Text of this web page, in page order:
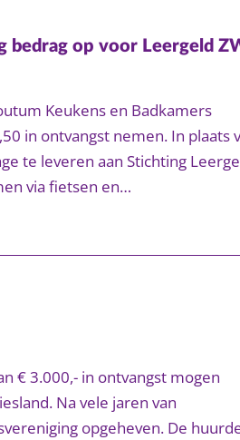
bedrag op voor Leergeld
Keukens en Badkamers
in ontvangst nemen. In plaats
te leveren aan Stichting
via fietsen en…
€ 3.000,- in ontvangst mogen
Na vele jaren van
opgeheven. De